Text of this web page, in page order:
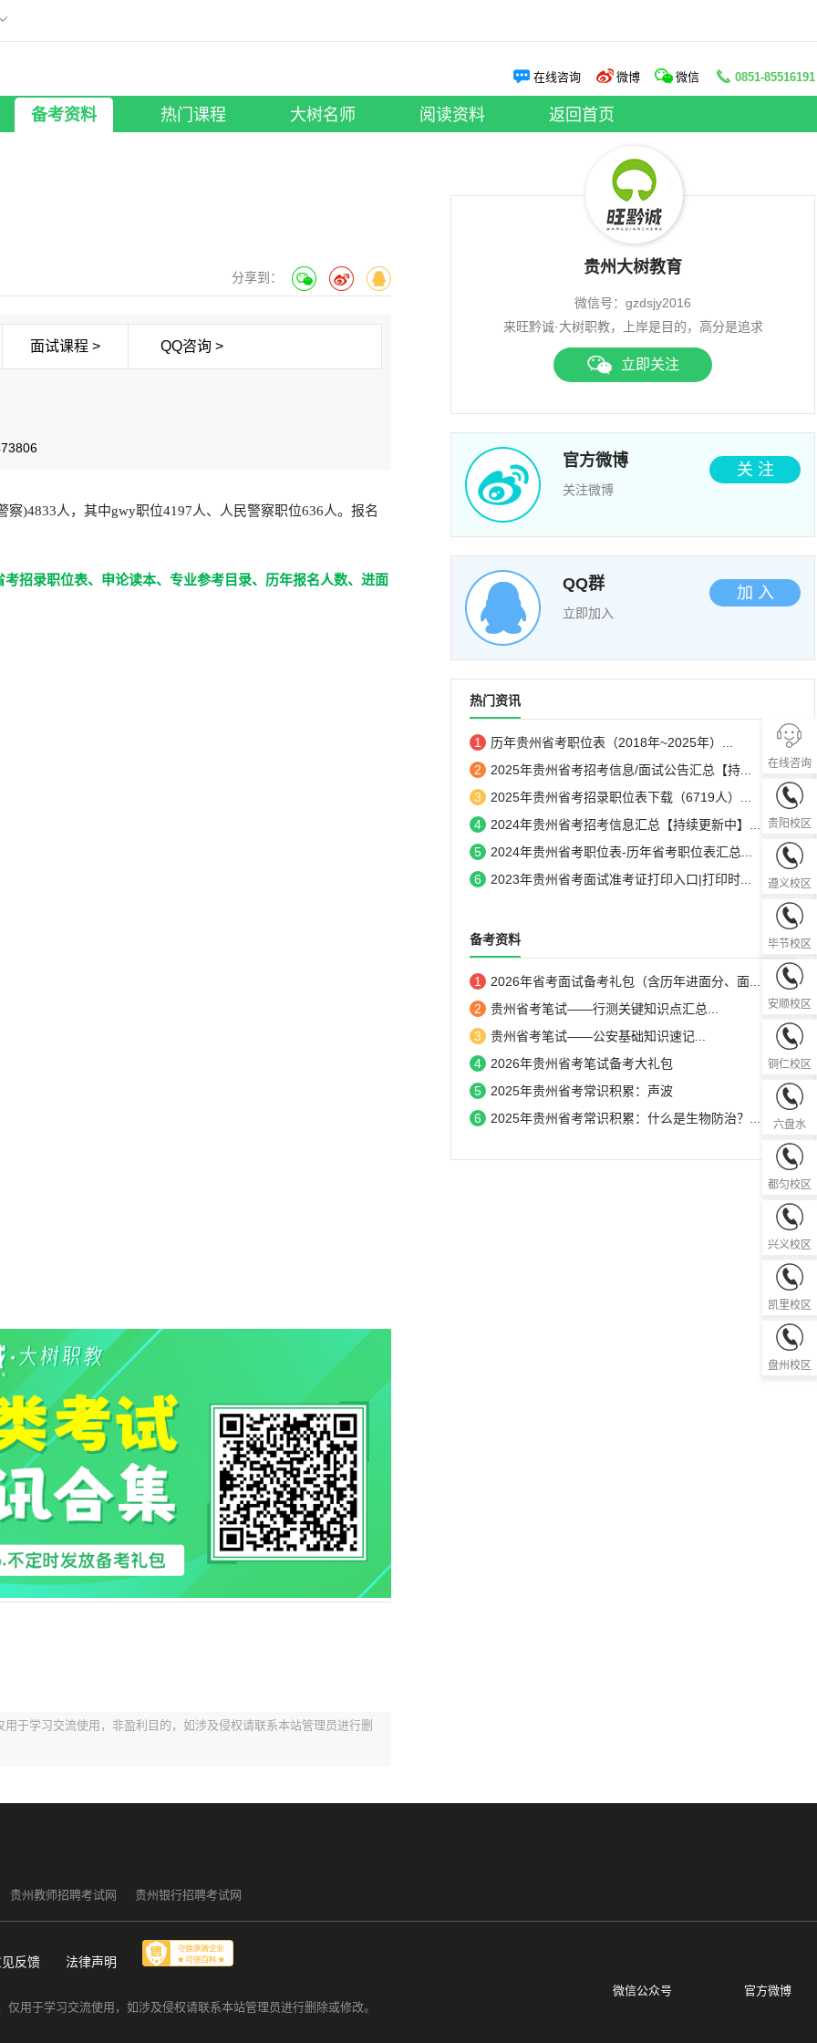
片修改
笔试课程
| 面试课程
行测老师
申论老师 | 面试老师
阅读资料
阅读资料
| 大树资讯
在线咨询 微博 微信 0851-85516191
备考资料 热门课程 大树名师 阅读资料 返回首页
分享到：
面试课程 > QQ咨询 >
)4833人，其中gwy职位4197人、人民警察职位636人。报名
考招录职位表、申论读本、专业参考目录、历年报名人数、进面
于学习交流使用，非盈利目的，如涉及侵权请联系本站管理员进行删
贵州大树教育
微信号：gzdsjy2016
来旺黔诚·大树职教，上岸是目的，高分是追求
立即关注
官方微博
关注微博
关 注
QQ群
立即加入
加 入
热门资讯
1
历年贵州省考职位表（2018年~2025年）...
2
2025年贵州省考招考信息/面试公告汇总【持...
3
2025年贵州省考招录职位表下载（6719人）...
4
2024年贵州省考招考信息汇总【持续更新中】...
5
2024年贵州省考职位表-历年省考职位表汇总...
6
2023年贵州省考面试准考证打印入口|打印时...
备考资料
1
2026年省考面试备考礼包（含历年进面分、面...
2
贵州省考笔试——行测关键知识点汇总...
3
贵州省考笔试——公安基础知识速记...
4
2026年贵州省考笔试备考大礼包
5
2025年贵州省考常识积累：声波
6
2025年贵州省考常识积累：什么是生物防治？...
贵州教师招聘考试网 贵州银行招聘考试网
反馈 法律声明
用于学习交流使用，如涉及侵权请联系本站管理员进行删除或修改。
微信公众号 官方微博
在线咨询
贵阳校区
0851-
遵义校区
0851-
毕节校区
0857-
安顺校区
0851-
铜仁校区
0856-
六盘水
0858-
都匀校区
0854-
兴义校区
0859-
凯里校区
0855-
盘州校区
0858-